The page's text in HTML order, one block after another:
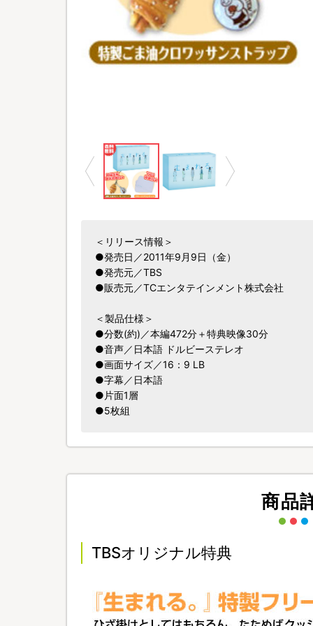
＜リリース情報＞
●発売日／2011年9月9日（金）
●発売元／TBS
●販売元／TCエンタテインメント株式会社
＜製品仕様＞
●分数(約)／本編472分＋特典映像30分
●音声／日本語 ドルビーステレオ
●画面サイズ／16：9 LB
●字幕／日本語
●片面1層
●5枚組
商品
TBSオリジナル特典